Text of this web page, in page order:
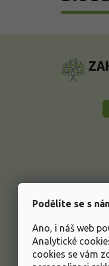
Podělíte se s
Ano, i náš web
Analytické
cookies se vám